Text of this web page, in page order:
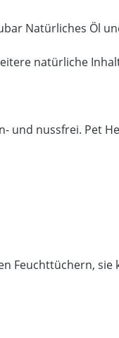
Natürliches Öl
natürliche
und nussfrei. Pet
Feuchttüchern, sie